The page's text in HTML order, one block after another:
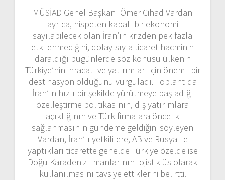
MÜSİAD Genel Başkanı Ömer Cihad Vardan
ayrıca, nispeten kapalı bir ekonomi
sayılabilecek olan İran’ın krizden pek fazla
etkilenmediğini, dolayısıyla ticaret hacminin
daraldığı bugünlerde söz konusu ülkenin
Türkiye’nin ihracatı ve yatırımları için önemli bir
destinasyon olduğunu vurguladı. Toplantıda
İran’ın hızlı bir şekilde yürütmeye başladığı
özelleştirme politikasının, dış yatırımlara
açıklığının ve Türk firmalara öncelik
sağlanmasının gündeme geldiğini söyleyen
Vardan, İran’lı yetkililere, AB ve Rusya ile
yaptıkları ticarette genelde Türkiye özelde ise
Doğu Karadeniz limanlarının lojistik üs olarak
kullanılmasını tavsiye ettiklerini belirtti.